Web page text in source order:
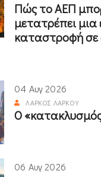
Πώς το ΑΕΠ
μετατρέπει μια
καταστροφή σε
04 Αυγ 2026
ΛΆΡΚΟΣ ΛΆΡΚΟΥ
Ο
06 Αυγ 2026